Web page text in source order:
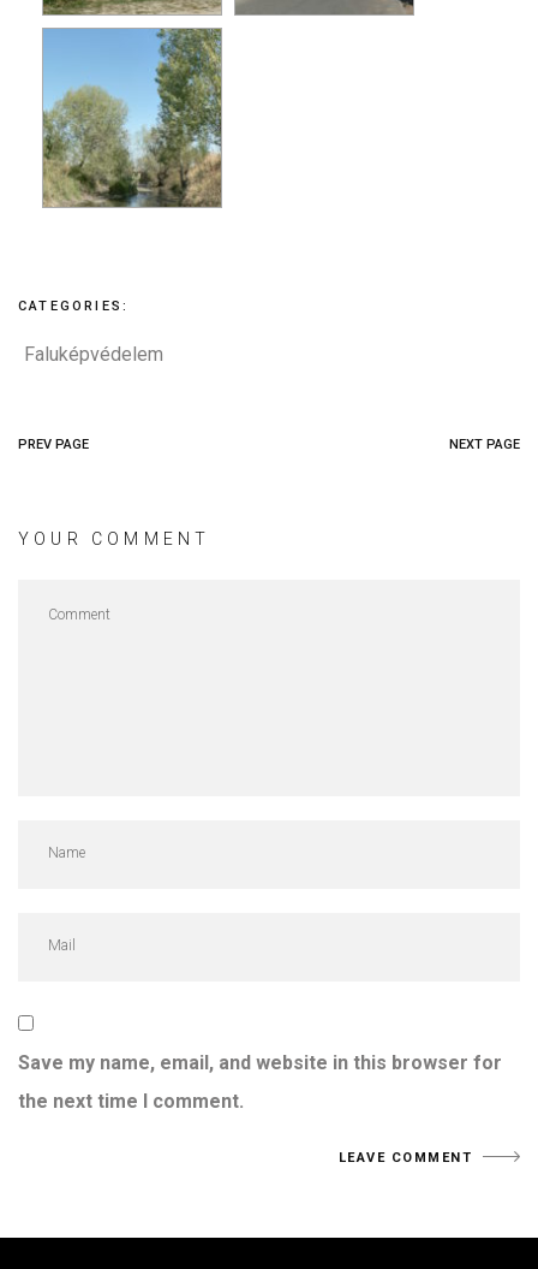
CATEGORIES:
Faluképvédelem
PREV PAGE NEXT PAGE
YOUR COMMENT
Save my name, email, and website in this browser for
the next time I comment.